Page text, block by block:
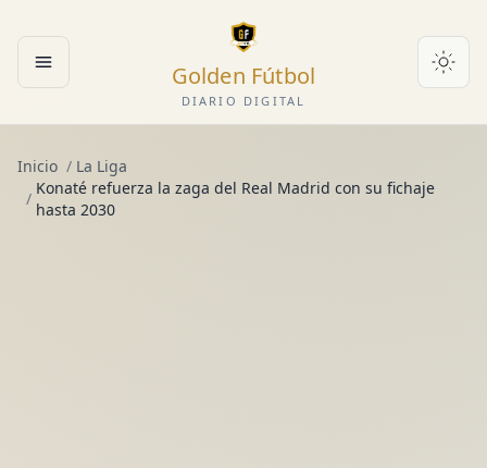
Abrir menú Golden Fútbol
DIARIO DIGITAL
Inicio / La Liga
/
Konaté refuerza la zaga del Real Madrid con su fichaje
hasta 2030